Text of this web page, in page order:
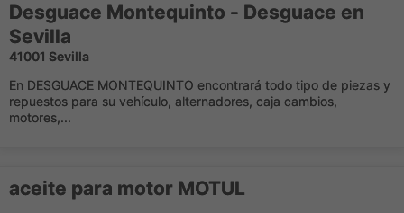
Desguace Montequinto - Desguace en
Sevilla
41001 Sevilla
En DESGUACE MONTEQUINTO encontrará todo tipo de piezas y
repuestos para su vehículo, alternadores, caja cambios,
motores,...
aceite para motor MOTUL